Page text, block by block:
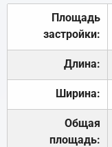
Площадь
застройки:
Длина:
Ширина:
Общая
площадь: